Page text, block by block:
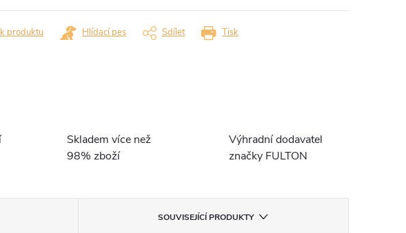
Tisk
produktu Hlídací pes Sdílet
Skladem více než
98% zboží
Výhradní dodavatel
značky FULTON
SOUVISEJÍCÍ PRODUKTY